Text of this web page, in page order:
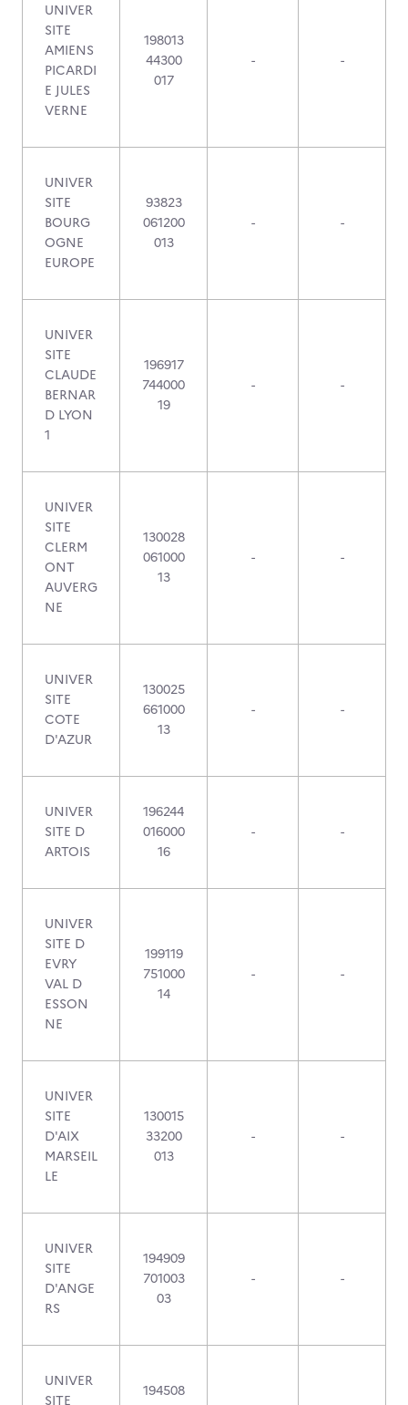
UNIVER
SITE
AMIENS
PICARDI
E JULES
VERNE
198013
44300
017
- -
UNIVER
SITE
BOURG
OGNE
EUROPE
93823
061200
013
- -
UNIVER
SITE
CLAUDE
BERNAR
D LYON
1
196917
744000
19
- -
UNIVER
SITE
CLERM
ONT
AUVERG
NE
130028
061000
13
- -
UNIVER
SITE
COTE
D'AZUR
130025
661000
13
- -
UNIVER
SITE D
ARTOIS
196244
016000
16
- -
UNIVER
SITE D
EVRY
VAL D
ESSON
NE
199119
751000
14
- -
UNIVER
SITE
D'AIX
MARSEIL
LE
130015
33200
013
- -
UNIVER
SITE
D'ANGE
RS
194909
701003
03
- -
UNIVER
SITE
194508